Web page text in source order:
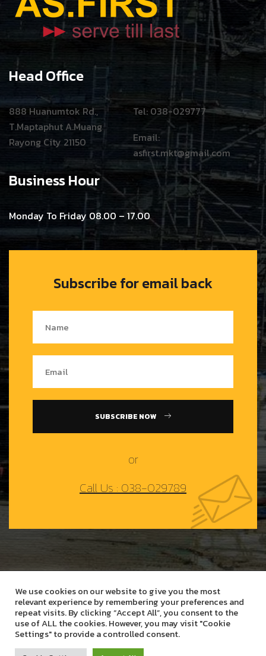
Head Office
888 Huanumtok Rd.,
T.Maptaphut A.Muang
Rayong City 21150
Tel: 038-029777
Email:
asfirst.mkt@gmail.com
Business Hour
Monday To Friday 08.00 – 17.00
Subscribe for email back
SUBSCRIBE NOW
or
Call Us : 038-029789
Copyright © 2021 AS.FIRST CO., LTD.By More Creative Co.,
Ltd.
We use cookies on our website to give you the most
relevant experience by remembering your preferences and
repeat visits. By clicking “Accept All”, you consent to the
use of ALL the cookies. However, you may visit "Cookie
Settings" to provide a controlled consent.